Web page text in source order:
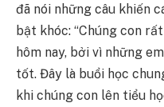
đã nói những câu khiến
bật khóc: “Chúng con
hôm nay, bởi vì những
tốt. Đây là buổi học
khi chúng con lên tiểu